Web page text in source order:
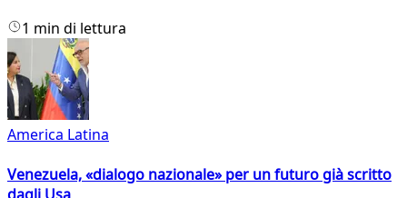
1 min di lettura
America Latina
Venezuela, «dialogo nazionale» per un futuro già scritto
dagli Usa